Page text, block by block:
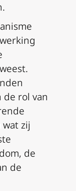
rol van
zij
de
de